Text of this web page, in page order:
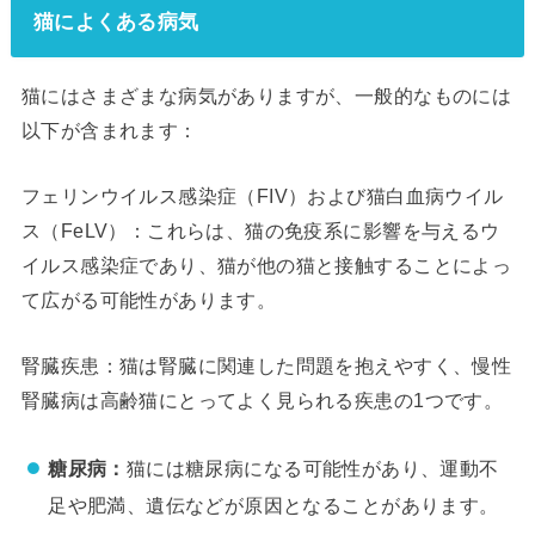
猫によくある病気
猫にはさまざまな病気がありますが、一般的なものには
以下が含まれます：
フェリンウイルス感染症（FIV）および猫白血病ウイル
ス（FeLV）：これらは、猫の免疫系に影響を与えるウ
イルス感染症であり、猫が他の猫と接触することによっ
て広がる可能性があります。
腎臓疾患：猫は腎臓に関連した問題を抱えやすく、慢性
腎臓病は高齢猫にとってよく見られる疾患の1つです。
糖尿病： 猫には糖尿病になる可能性があり、運動不
足や肥満、遺伝などが原因となることがあります。